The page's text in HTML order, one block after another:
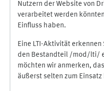
Nutzern der Website von
verarbeitet werden
Einfluss haben.
Eine LTI-Aktivität erkennen
den Bestandteil /mod/lti/
möchten wir anmerken,
äußerst selten zum Einsatz